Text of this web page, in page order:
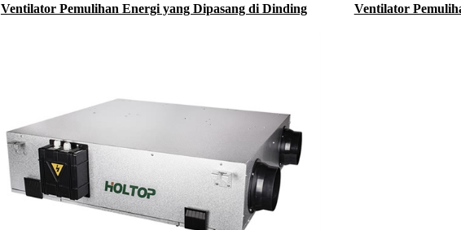
Ventilator Pemulihan Energi yang Dipasang di Dinding Ventilator